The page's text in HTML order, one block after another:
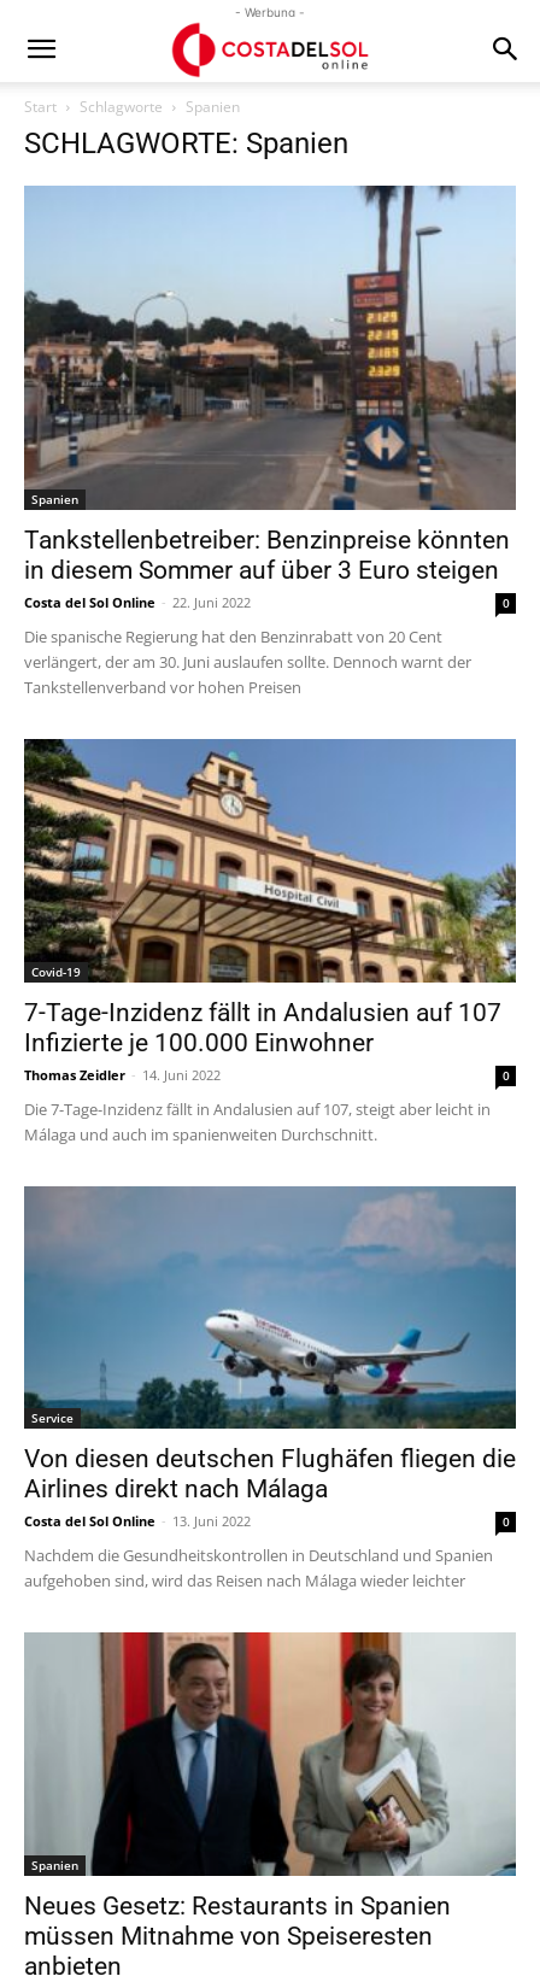
- Werbung -
Start Schlagworte Spanien
SCHLAGWORTE: Spanien
Spanien
Tankstellenbetreiber: Benzinpreise könnten
in diesem Sommer auf über 3 Euro steigen
Costa del Sol Online - 22. Juni 2022 0
Die spanische Regierung hat den Benzinrabatt von 20 Cent
verlängert, der am 30. Juni auslaufen sollte. Dennoch warnt der
Tankstellenverband vor hohen Preisen
Covid-19
7-Tage-Inzidenz fällt in Andalusien auf 107
Infizierte je 100.000 Einwohner
Thomas Zeidler - 14. Juni 2022 0
Die 7-Tage-Inzidenz fällt in Andalusien auf 107, steigt aber leicht in
Málaga und auch im spanienweiten Durchschnitt.
Service
Von diesen deutschen Flughäfen fliegen die
Airlines direkt nach Málaga
Costa del Sol Online - 13. Juni 2022 0
Nachdem die Gesundheitskontrollen in Deutschland und Spanien
aufgehoben sind, wird das Reisen nach Málaga wieder leichter
Spanien
Neues Gesetz: Restaurants in Spanien
müssen Mitnahme von Speiseresten
anbieten